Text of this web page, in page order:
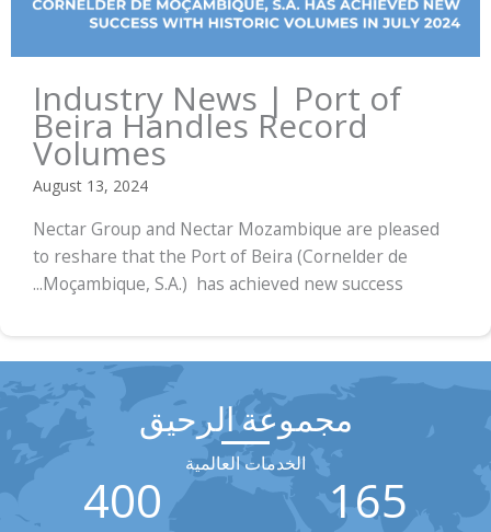
Industry News | Port of
Beira Handles Record
Volumes
August 13, 2024
Nectar Group and Nectar Mozambique are pleased
to reshare that the Port of Beira (Cornelder de
Moçambique, S.A.) has achieved new success...
مجموعة الرحيق
الخدمات العالمية
400 165